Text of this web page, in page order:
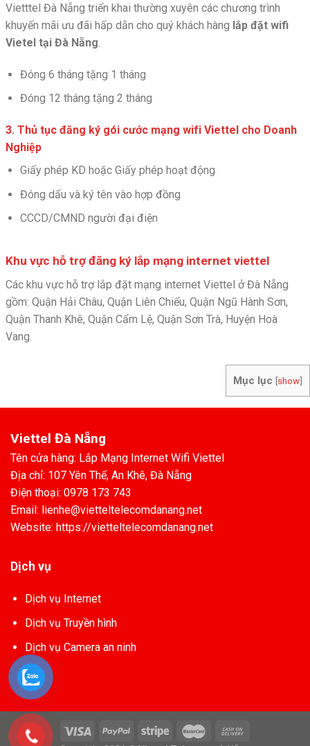
Vietttel Đà Nẵng triển khai thường xuyên các chương trình
khuyến mãi ưu đãi hấp dẫn cho quý khách hàng lắp đặt wifi
Vietel tại Đà Nẵng
Đóng 6 tháng tặng 1 tháng
Đóng 12 tháng tặng 2 tháng
3. Thủ tục đăng ký gói cước mạng wifi Viettel cho Doanh
Nghiệp
Giấy phép KD hoặc Giấy phép hoạt động
Đóng dấu và ký tên vào hợp đồng
CCCD/CMND người đại điện
Khu vực hỗ trợ đăng ký lắp mạng internet viettel
Các khu vực hỗ trợ lắp đặt mạng internet Viettel ở Đà Nẵng
gồm: Quận Hải Châu, Quận Liên Chiểu, Quận Ngũ Hành Sơn,
Quận Thanh Khê, Quận Cẩm Lệ, Quận Sơn Trà, Huyện Hoà
Vang.
Mục lục [show]
Viettel Đà Nẵng
Tên cửa hàng: Lắp Mạng Internet Wifi Viettel
Địa chỉ: 107 Yên Thế, An Khê, Đà Nẵng
Điện thoại: 0978 173 743
Email: lienhe@vietteltelecomdanang.net
Website: https://vietteltelecomdanang.net
Dịch vụ
Dịch vụ Internet
Dịch vụ Truyền hình
Dịch vụ Camera an ninh